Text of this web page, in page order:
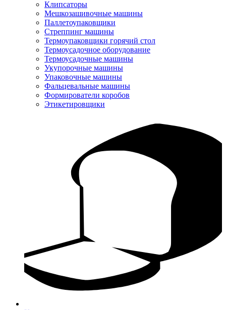
Клипсаторы
Мешкозашивочные машины
Паллетоупаковщики
Стреппинг машины
Термоупаковщики горячий стол
Термоусадочное оборудование
Термоусадочные машины
Укупорочные машины
Упаковочные машины
Фальцевальные машины
Формирователи коробов
Этикетировщики